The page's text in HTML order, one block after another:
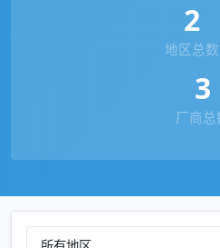
2
地区总数
3
厂商总
地区